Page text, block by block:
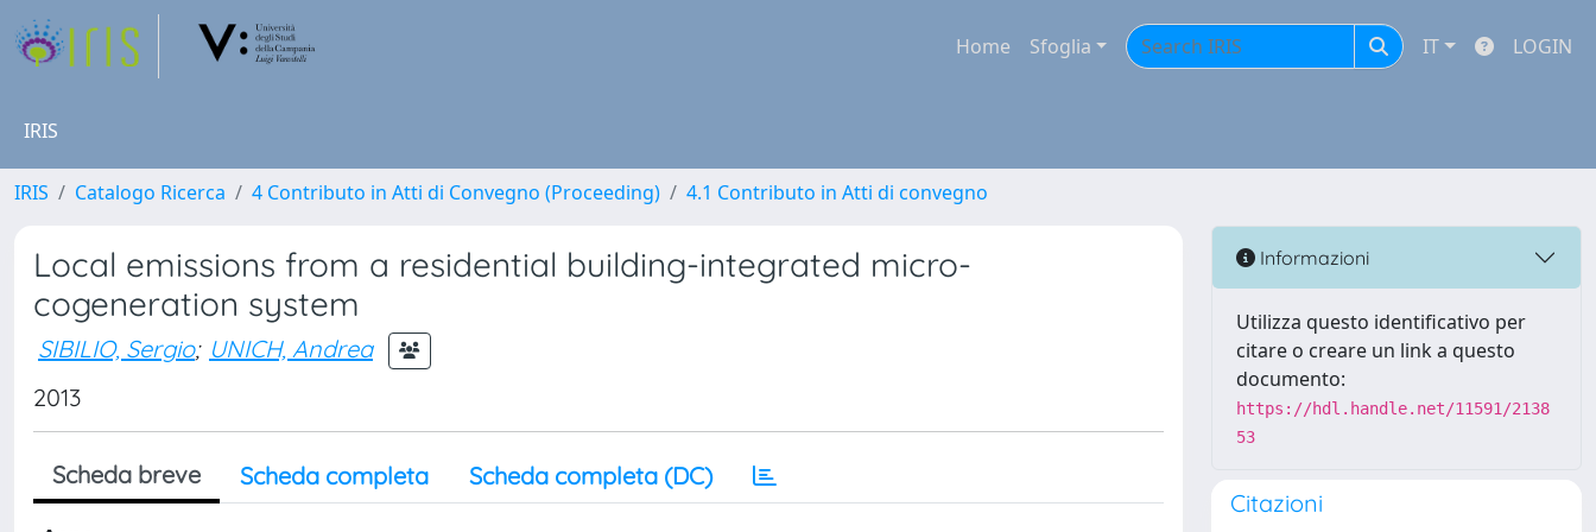
Home Sfoglia IT LOGIN
IRIS
IRIS Catalogo Ricerca 4 Contributo in Atti di Convegno (Proceeding) 4.1 Contributo in Atti di convegno
Local emissions from a residential building-integrated micro-
cogeneration system
SIBILIO, Sergio; UNICH, Andrea
2013
Scheda breve Scheda completa Scheda completa (DC)
Informazioni
Utilizza questo identificativo per
citare o creare un link a questo
documento:
https://hdl.handle.net/11591/2138
53
Citazioni